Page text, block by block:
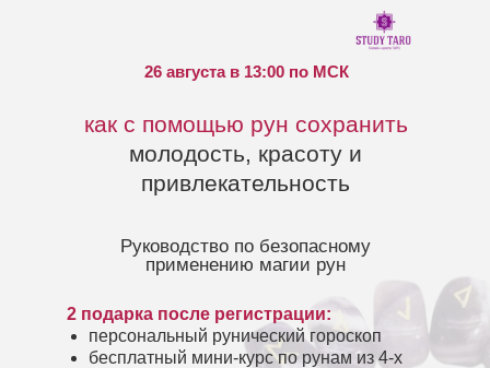
как с помощью рун сохранить
молодость, красоту и
привлекательность
Руководство по безопасному
применению магии рун
26 августа в 13:00 по МСК
2 подарка после регистрации:
персональный рунический гороскоп
бесплатный мини-курс по рунам из 4-х